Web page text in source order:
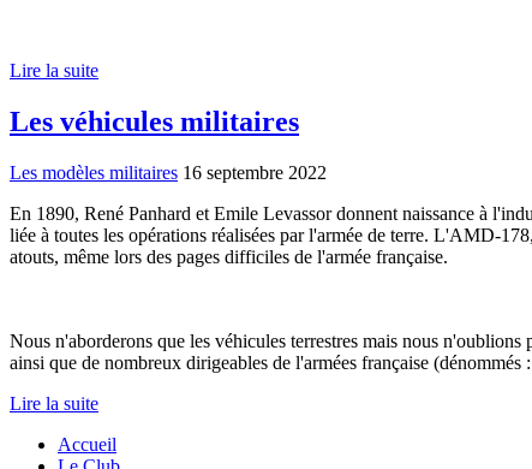
Lire la suite
Les véhicules militaires
Les modèles militaires 16 septembre 2022
En 1890, René Panhard et Emile Levassor donnent naissance à
liée à toutes les opérations réalisées par l'armée de terre. L'AMD-
atouts, même lors des pages difficiles de l'armée française.
Nous n'aborderons que les véhicules terrestres mais nous
ainsi que de nombreux dirigeables de l'armées française
Lire la suite
Accueil